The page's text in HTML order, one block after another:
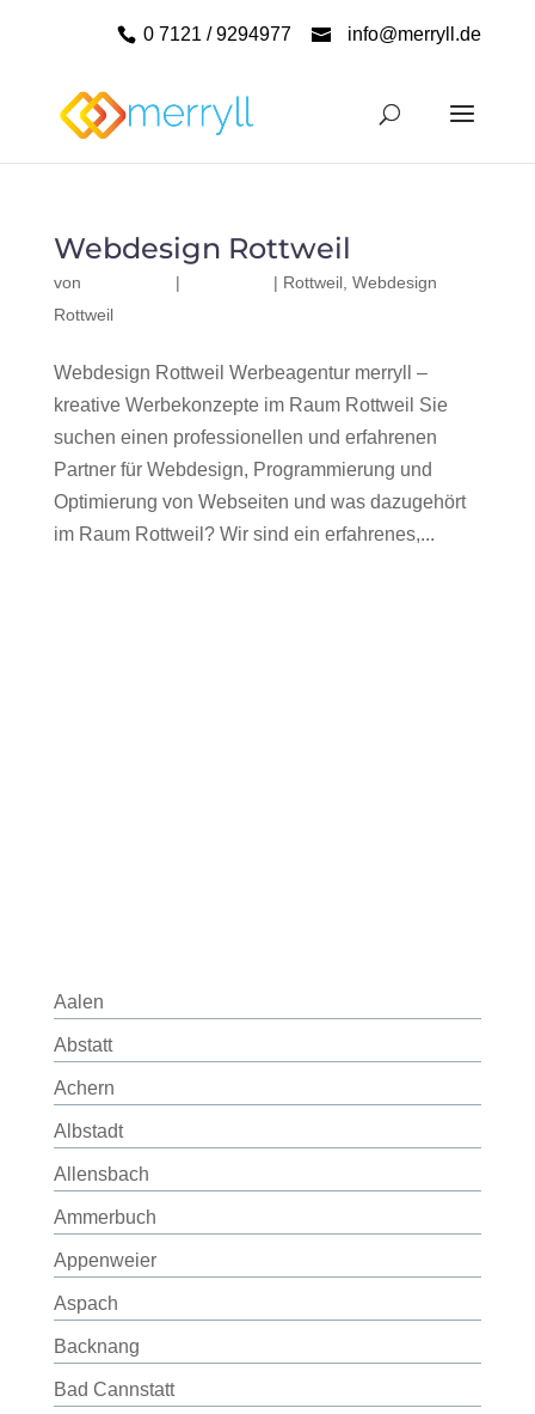
0 7121 / 9294977 info@merryll.de
Webdesign Rottweil
von | | Rottweil, Webdesign
Rottweil
Webdesign Rottweil Werbeagentur merryll –
kreative Werbekonzepte im Raum Rottweil Sie
suchen einen professionellen und erfahrenen
Partner für Webdesign, Programmierung und
Optimierung von Webseiten und was dazugehört
im Raum Rottweil? Wir sind ein erfahrenes,...
Aalen
Abstatt
Achern
Albstadt
Allensbach
Ammerbuch
Appenweier
Aspach
Backnang
Bad Cannstatt